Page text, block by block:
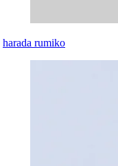
harada rumiko